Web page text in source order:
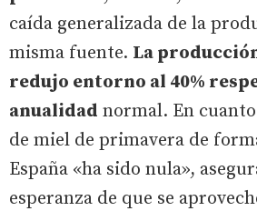
caída generalizada de la
misma fuente. La
redujo entorno al 40%
anualidad normal. En
de miel de primavera de
España «ha sido nula»,
esperanza de que se